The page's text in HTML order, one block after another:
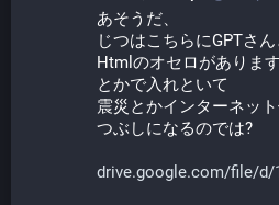
あそうだ、
じつはこちらにGPTさ
Htmlのオセロがありま
とかで入れといて
震災とかインターネッ
つぶしになるのでは?
drive.google.com/file/d/